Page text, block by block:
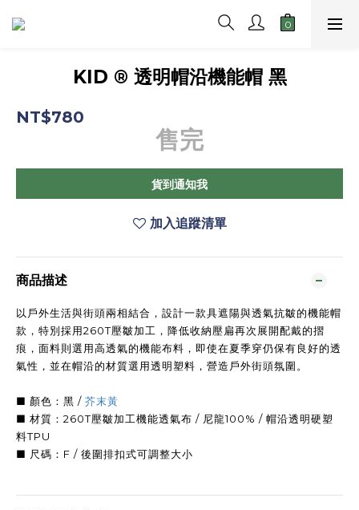
KID ® 透明帽沿機能帽 黑
NT$780
售完
貨到通知我
加入追蹤清單
商品描述
以戶外生活與街頭兩相結合，設計一款具遮陽與透氣抗皺的機能帽
款，特別採用260T壓皺加工，降低收納壓扁再次展開配戴的摺
痕，面料則選用高透氣的機能布料，即使在夏季穿仍保有良好的透
氣性，並在帽沿的材質選用透明塑料，營造戶外街頭氛圍。
■ 顏色：黑 / 芥末黃
■ 材質：260T壓皺加工機能透氣布 / 尼龍100% / 帽沿透明硬塑
料TPU
■ 尺碼：F / 後圍排扣式可調整大小